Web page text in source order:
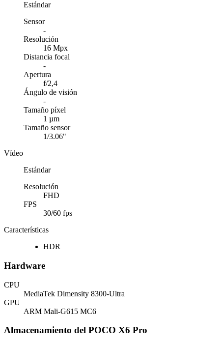
Estándar
Sensor
-
Resolución
16 Mpx
Distancia focal
-
Apertura
f/2,4
Ángulo de visión
-
Tamaño píxel
1 µm
Tamaño sensor
1/3.06"
Vídeo
Estándar
Resolución
FHD
FPS
30/60 fps
Características
HDR
Hardware
CPU
MediaTek Dimensity 8300-Ultra
GPU
ARM Mali-G615 MC6
Almacenamiento del POCO X6 Pro